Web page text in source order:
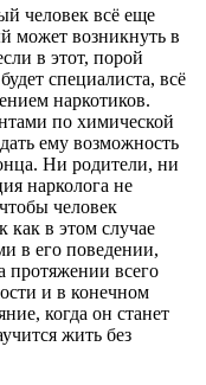
человек всё еще
может возникнуть в
в этот, порой
специалиста, всё
наркотиков.
по химической
ему возможность
Ни родители, ни
нарколога не
человек
как в этом случае
в его поведении,
протяжении всего
и в конечном
когда он станет
жить без